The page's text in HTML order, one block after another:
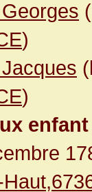
)
)
enfant